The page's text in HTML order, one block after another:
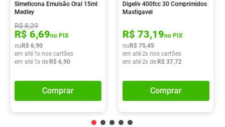
Simeticona Emulsão Oral 15ml
Medley
R$8,29
R$ 6,69no PIX
ou R$ 6,90
em até 1x nos cartões
em até 1x de R$ 6,90
Comprar
Digeliv 400fcc 30 Comprimidos
Mastigavel
R$ 73,19no PIX
ou R$ 75,45
em até2x nos cartões
em até2x de R$ 37,72
Comprar